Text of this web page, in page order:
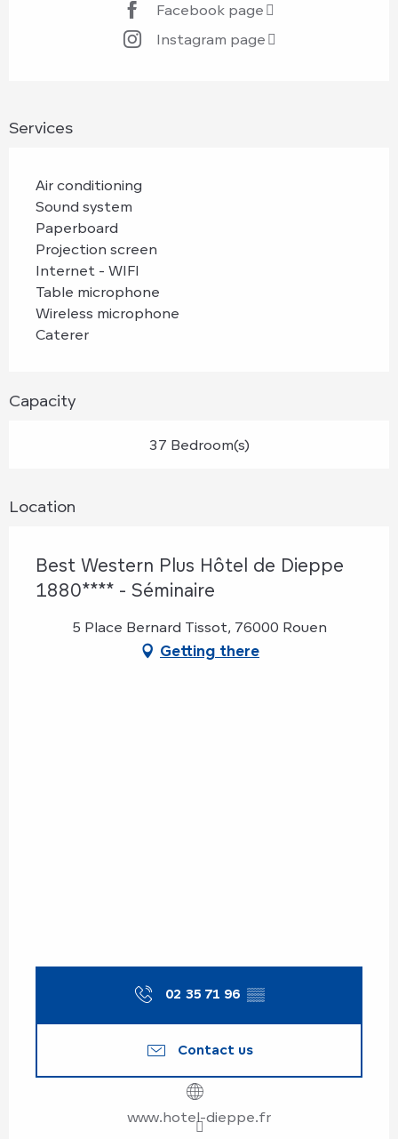
Facebook page
Instagram page
Services
Air conditioning
Sound system
Paperboard
Projection screen
Internet - WIFI
Table microphone
Wireless microphone
Caterer
Capacity
37 Bedroom(s)
Location
Best Western Plus Hôtel de Dieppe
1880**** - Séminaire
5 Place Bernard Tissot, 76000 Rouen
Getting there
02 35 71 96 ▒▒
Contact us
www.hotel-dieppe.fr